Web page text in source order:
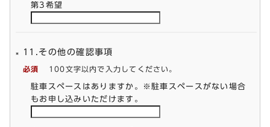
第3希望
11.その他の確認事項
必須 100文字以内で入力してください。
駐車スペースはありますか。※駐車スペースがない場合
もお申し込みいただけます。